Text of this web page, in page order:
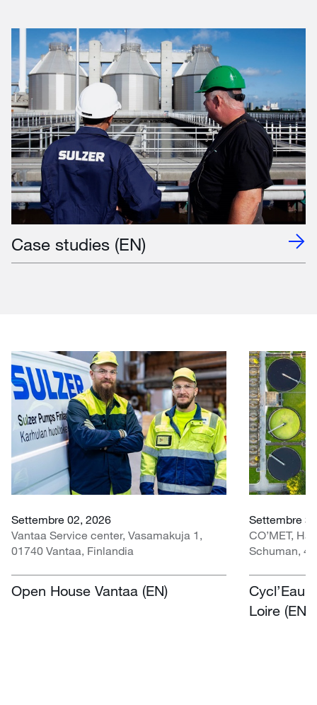
Case studies (EN)
Settembre 02, 2026
Vantaa Service center, Vasamakuja 1,
01740 Vantaa, Finlandia
Open House Vantaa (EN)
Settembre
CO’MET,
Schuman,
Cycl’Eau
Loire (EN)